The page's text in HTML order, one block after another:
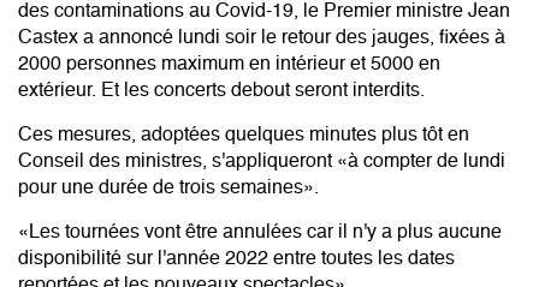
des contaminations au Covid-19, le Premier ministre Jean
Castex a annoncé lundi soir le retour des jauges, fixées à
2000 personnes maximum en intérieur et 5000 en
extérieur. Et les concerts debout seront interdits.
Ces mesures, adoptées quelques minutes plus tôt en
Conseil des ministres, s'appliqueront «à compter de lundi
pour une durée de trois semaines».
«Les tournées vont être annulées car il n'y a plus aucune
disponibilité sur l'année 2022 entre toutes les dates